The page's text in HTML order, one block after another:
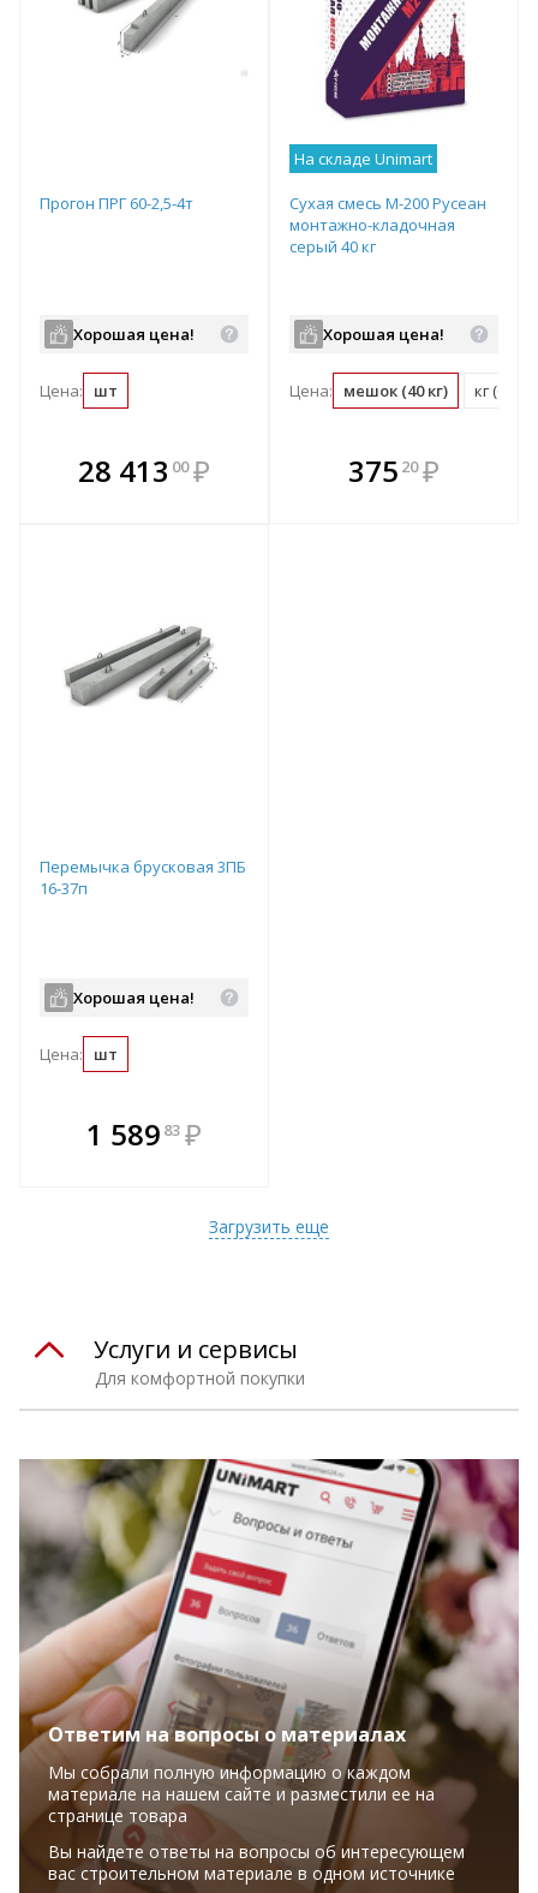
Прогон ПРГ 60-2,5-4т
Хорошая цена!
Цена: шт
28 413 00 ₽
В комплекте
всегда выгоднее!
На складе Unimart
Сухая смесь М-200 Русеан
монтажно-кладочная
серый 40 кг
Хорошая цена!
Цена: мешок (40 кг) кг (0.03
В комплекте
всегда выгоднее!
375 20 ₽
Перемычка брусковая 3ПБ
16-37п
Хорошая цена!
Цена: шт
1 589 83 ₽
Загрузить еще
Для комфортной покупки
Услуги и сервисы
Ответим на вопросы о материалах
Мы собрали полную информацию о каждом
материале на нашем сайте и разместили ее на
странице товара
Вы найдете ответы на вопросы об интересующем
вас строительном материале в одном источнике